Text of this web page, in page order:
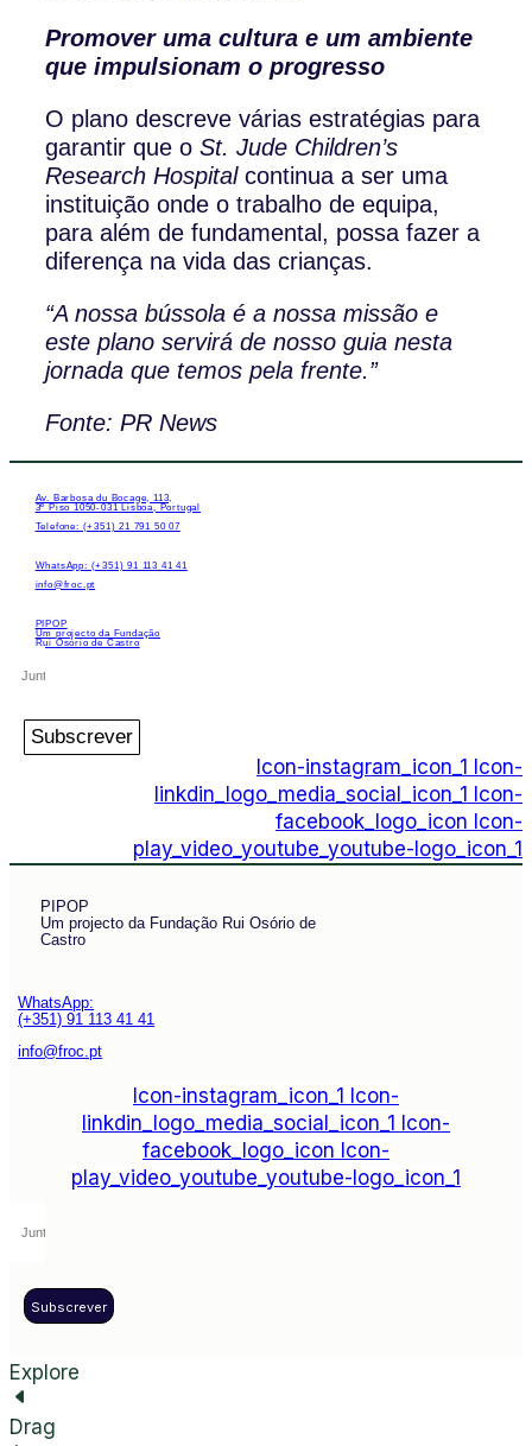
Promover uma cultura e um ambiente
que impulsionam o progresso
O plano descreve várias estratégias para
garantir que oSt. Jude Children’s
Research Hospitalcontinua a ser uma
instituição onde o trabalho de equipa,
para além de fundamental, possa fazer a
diferença na vida das crianças.
“A nossa bússola é a nossa missão e
este plano servirá de nosso guia nesta
jornada que temos pela frente.”
Fonte: PR News
Av. Barbosa du Bocage, 113,
3º Piso 1050-031 Lisboa, Portugal
Telefone: (+351) 21 791 50 07
WhatsApp: (+351) 91 113 41 41
info@froc.pt
PIPOP
Um projecto da Fundação
Rui Osório de Castro
Subscrever
Icon-instagram_icon_1 Icon-
linkdin_logo_media_social_icon_1 Icon-
facebook_logo_icon Icon-
play_video_youtube_youtube-logo_icon_1
PIPOP
Um projecto da Fundação Rui Osório de
Castro
WhatsApp:
(+351) 91 113 41 41
info@froc.pt
Icon-instagram_icon_1 Icon-
linkdin_logo_media_social_icon_1 Icon-
facebook_logo_icon Icon-
play_video_youtube_youtube-logo_icon_1
Subscrever
Explore
Drag